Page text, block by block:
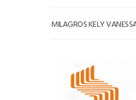
MILAGROS KELY